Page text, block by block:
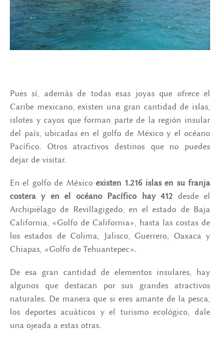
Pues sí, además de todas esas joyas que ofrece el
Caribe mexicano, existen una gran cantidad de islas,
islotes y cayos que forman parte de la región insular
del país, ubicadas en el golfo de México y el océano
Pacífico. Otros atractivos destinos que no puedes
dejar de visitar.
En el golfo de México existen 1.216 islas en su franja
costera y en el océano Pacífico hay 412 desde el
Archipiélago de Revillagigedo, en el estado de Baja
California, «Golfo de California», hasta las costas de
los estados de Colima, Jalisco, Guerrero, Oaxaca y
Chiapas, «Golfo de Tehuantepec».
De esa gran cantidad de elementos insulares, hay
algunos que destacan por sus grandes atractivos
naturales. De manera que si eres amante de la pesca,
los deportes acuáticos y el turismo ecológico, dale
una ojeada a estas otras.